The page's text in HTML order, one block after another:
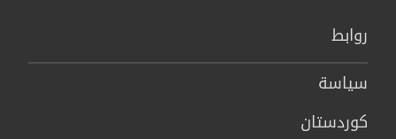
روابط
سیاسة
كوردستان